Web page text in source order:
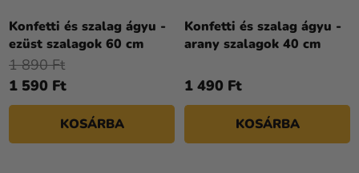
Kiárusítás
Rólunk
Kapcsolat
Z
É
S
E
Konfetti és szalag ágyu -
ezüst szalagok 60 cm
1 590 Ft
1 890 Ft
KOSÁRBA
Konfetti és szalag ágyu -
arany szalagok 40 cm
1 490 Ft
KOSÁRBA